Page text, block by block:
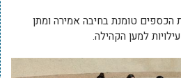
טומנת בחיבה אמירה ומתן
למען הקהילה.